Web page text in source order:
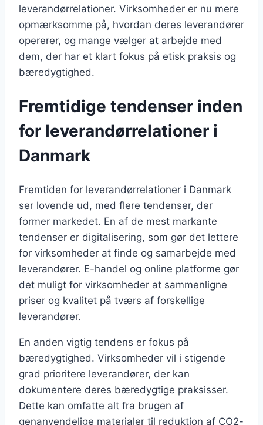
leverandørrelationer. Virksomheder er nu mere
opmærksomme på, hvordan deres leverandører
opererer, og mange vælger at arbejde med
dem, der har et klart fokus på etisk praksis og
bæredygtighed.
Fremtidige tendenser inden
for leverandørrelationer i
Danmark
Fremtiden for leverandørrelationer i Danmark
ser lovende ud, med flere tendenser, der
former markedet. En af de mest markante
tendenser er digitalisering, som gør det lettere
for virksomheder at finde og samarbejde med
leverandører. E-handel og online platforme gør
det muligt for virksomheder at sammenligne
priser og kvalitet på tværs af forskellige
leverandører.
En anden vigtig tendens er fokus på
bæredygtighed. Virksomheder vil i stigende
grad prioritere leverandører, der kan
dokumentere deres bæredygtige praksisser.
Dette kan omfatte alt fra brugen af
genanvendelige materialer til reduktion af CO2-